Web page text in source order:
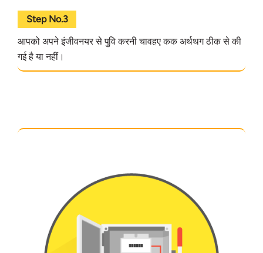
Step No.3
आपको अपने इंजीवनयर से पुवि करनी चावहए कक अर्थथग ठीक से की
गई है या नहीं।